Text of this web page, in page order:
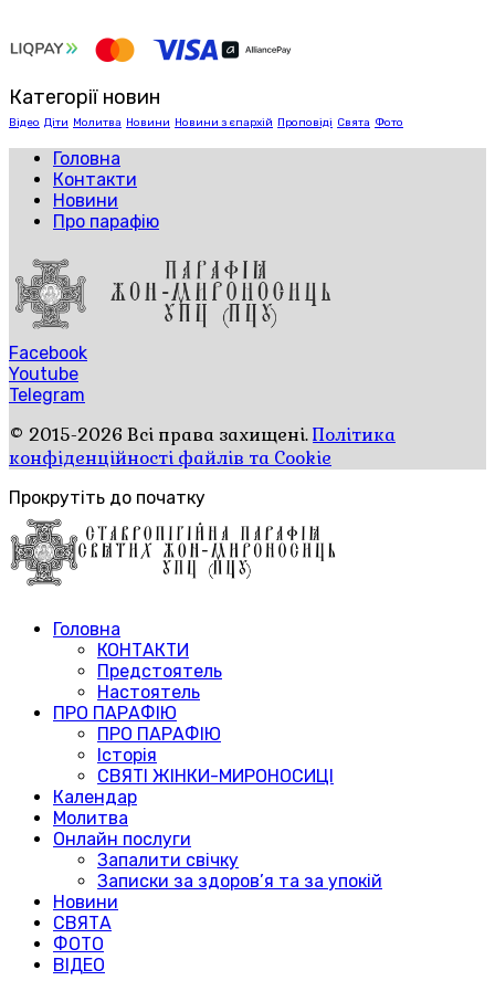
Категорії новин
Відео Діти Молитва Новини Новини з єпархій Проповіді Свята Фото
Головна
Контакти
Новини
Про парафію
Facebook
Youtube
Telegram
© 2015-2026 Всі права захищені.Політика
конфіденційності файлів та Cookie
Прокрутіть до початку
Головна
КОНТАКТИ
Предстоятель
Настоятель
ПРО ПАРАФІЮ
ПРО ПАРАФІЮ
Історія
СВЯТІ ЖІНКИ-МИРОНОСИЦІ
Календар
Молитва
Онлайн послуги
Запалити свічку
Записки за здоров’я та за упокій
Новини
СВЯТА
ФОТО
ВІДЕО